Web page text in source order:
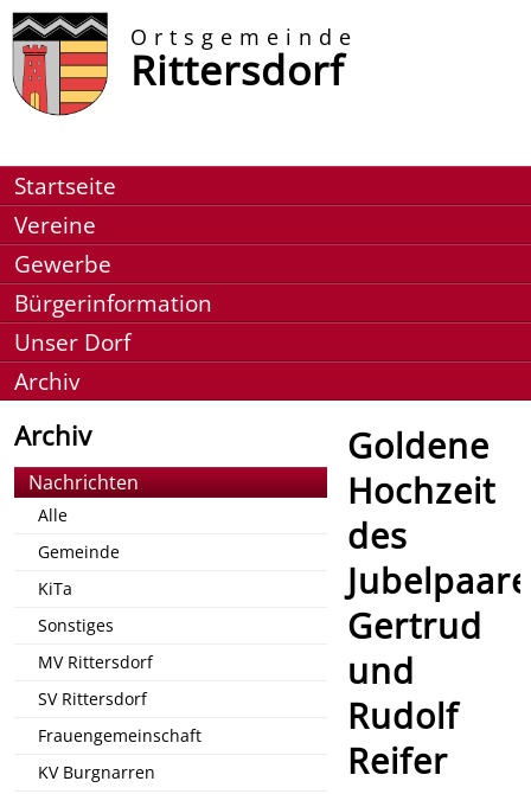
Ortsgemeinde
Rittersdorf
Startseite
Vereine
Gewerbe
Bürgerinformation
Unser Dorf
Archiv
Archiv
Nachrichten
Alle
Gemeinde
KiTa
Sonstiges
MV Rittersdorf
SV Rittersdorf
Frauengemeinschaft
KV Burgnarren
Goldene
Hochzeit
des
Gertrud
und
Rudolf
Reifer